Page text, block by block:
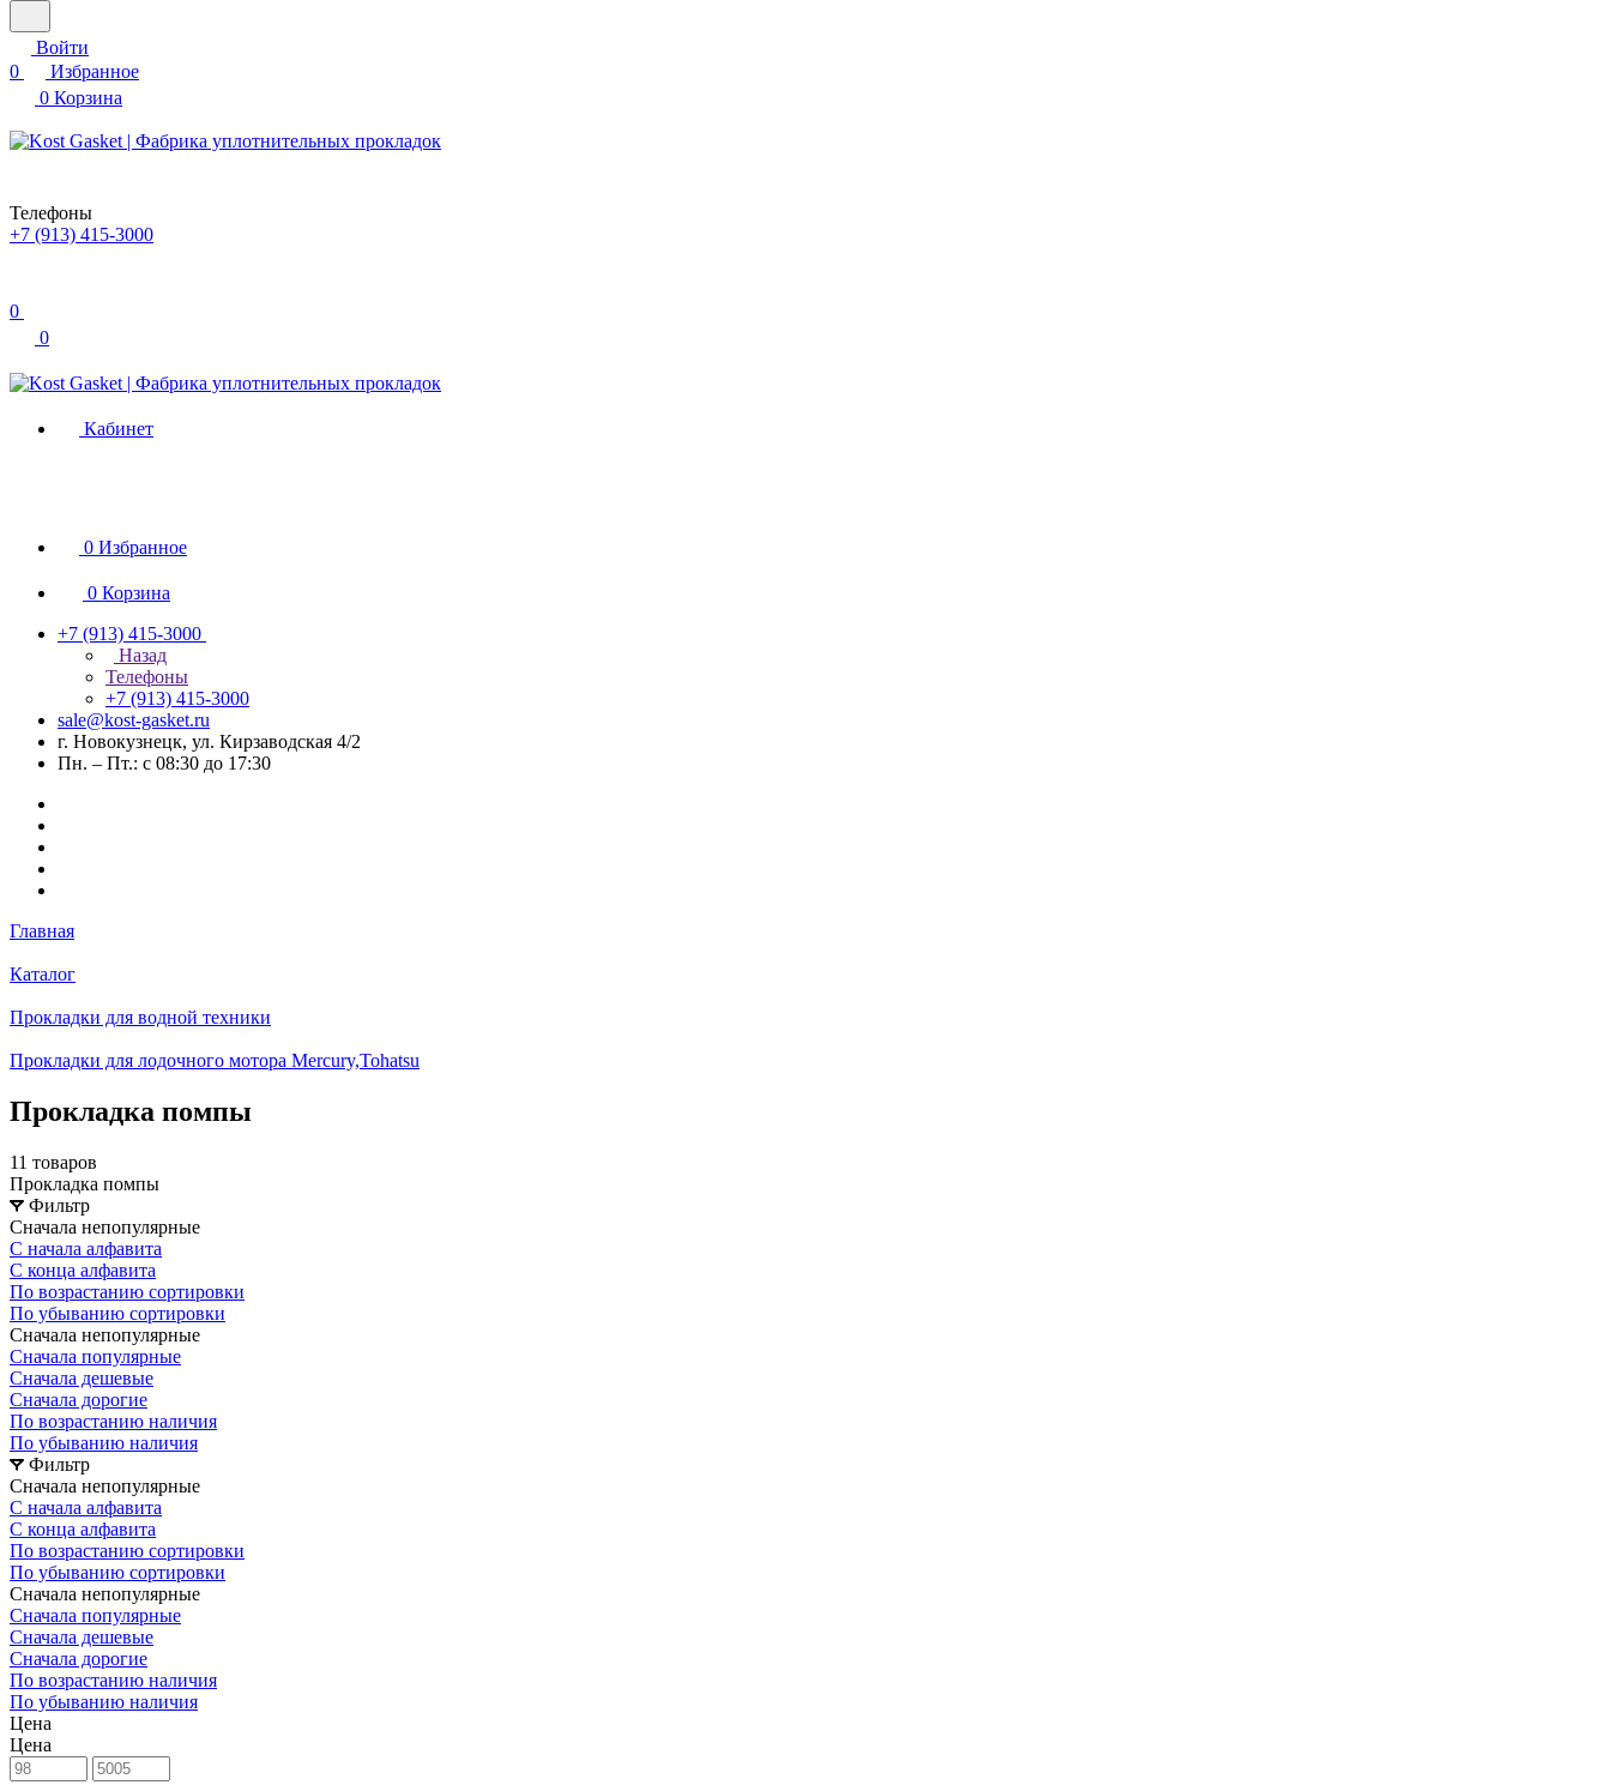
Войти
0
Избранное
0 Корзина
Телефоны
+7 (913) 415-3000
0
0
Кабинет
0 Избранное
0 Корзина
+7 (913) 415-3000
Назад
Телефоны
+7 (913) 415-3000
sale@kost-gasket.ru
г. Новокузнецк, ул. Кирзаводская 4/2
Пн. – Пт.: с 08:30 до 17:30
Главная
Каталог
Прокладки для водной техники
Прокладки для лодочного мотора Mercury,Tohatsu
Прокладка помпы
11 товаров
Прокладка помпы
Фильтр
Сначала непопулярные
С начала алфавита
С конца алфавита
По возрастанию сортировки
По убыванию сортировки
Сначала непопулярные
Сначала популярные
Сначала дешевые
Сначала дорогие
По возрастанию наличия
По убыванию наличия
Фильтр
Сначала непопулярные
С начала алфавита
С конца алфавита
По возрастанию сортировки
По убыванию сортировки
Сначала непопулярные
Сначала популярные
Сначала дешевые
Сначала дорогие
По возрастанию наличия
По убыванию наличия
Цена
Цена